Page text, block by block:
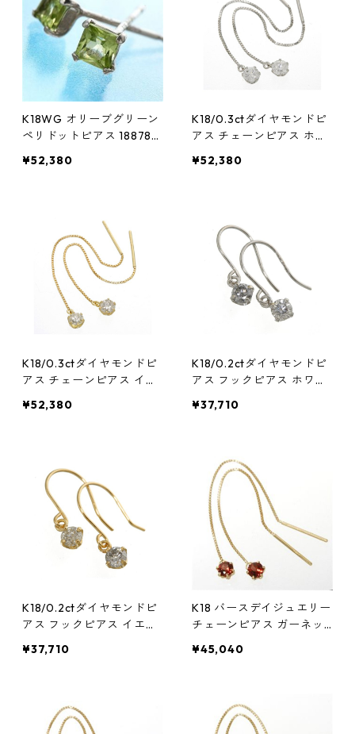
K18WG オリーブグリーン
ペリドットピアス 188786
レディース
¥52,380
K18/0.3ctダイヤモンドピ
アス チェーンピアス ホワ
アクセサリー レディース
¥52,380
K18/0.3ctダイヤモンドピ
アス チェーンピアス イエ
アクセサリー レディース
¥52,380
K18/0.2ctダイヤモンドピ
アス フックピアス ホワイ
クセサリー レディース
¥37,710
K18/0.2ctダイヤモンドピ
アス フックピアス イエロ
クセサリー レディース
¥37,710
K18 バースデイジュエリー
チェーンピアス ガーネッ
ィース
¥45,040